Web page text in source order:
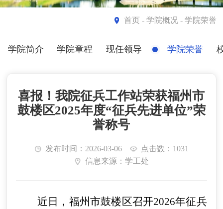
首页- 学院概况 - 学院荣誉
学院简介 学院章程 现任领导 学院荣誉
喜报！我院征兵工作站荣获福州市
鼓楼区2025年度“征兵先进单位”荣
誉称号
发布时间：2026-03-06
点击数：1031
信息来源：学工处
近日，福州市鼓楼区召开2026年征兵